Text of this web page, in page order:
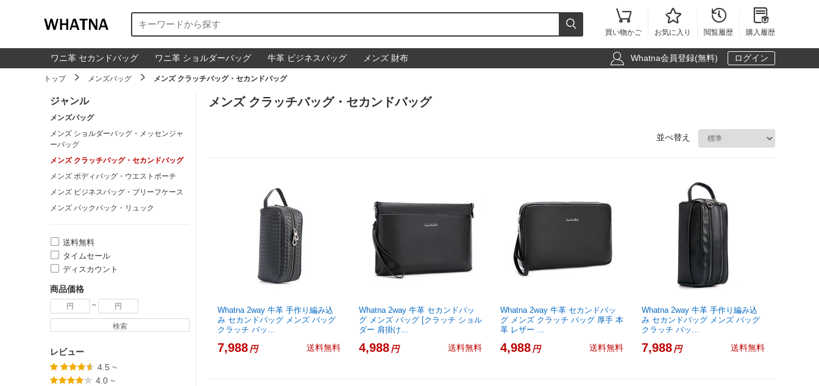


買い物かご

お気に入り

閲覧履歴

購入履歴
ワニ革 セカンドバッグ ワニ革 ショルダーバッグ 牛革 ビジネスバッグ メンズ 財布  Whatna会員登録(無料) ログイン
トップ  メンズバッグ  メンズ クラッチバッグ・セカンドバッグ
ジャンル
メンズバッグ
メンズ ショルダーバッグ・メッセンジャ
ーバッグ
メンズ クラッチバッグ・セカンドバッグ
メンズ ボディバッグ・ウエストポーチ
メンズ ビジネスバッグ・ブリーフケース
メンズ バックパック・リュック
送料無料
タイムセール
ディスカウント
商品価格
~
検索
レビュー
 
 4.5 ~
 4.0 ~
メンズ クラッチバッグ・セカンドバッグ
並べ替え
Whatna 2way 牛革 手作り編み込
み セカンドバッグ メンズ バッグ
クラッチ バッ...
7,988円 送料無料
Whatna 2way 牛革 セカンドバッ
グ メンズ バッグ [クラッチ ショル
ダー 肩掛け...
4,988円 送料無料
Whatna 2way 牛革 セカンドバッ
グ メンズ クラッチ バッグ 厚手 本
革 レザー ...
4,988円 送料無料
Whatna 2way 牛革 手作り編み込
み セカンドバッグ メンズ バッグ
クラッチ バッ...
7,988円 送料無料